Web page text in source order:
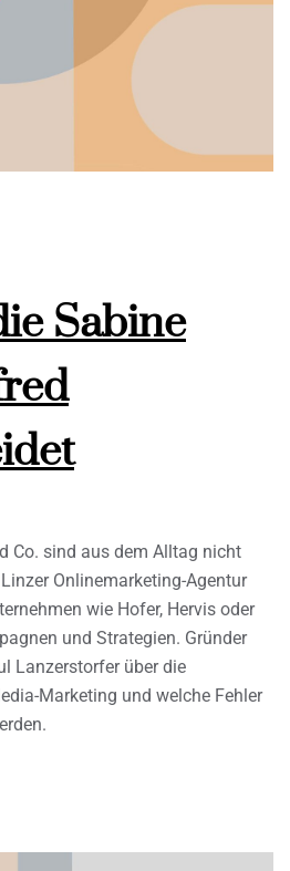
Sabine
Co. sind aus dem Alltag nicht
Onlinemarketing-Agentur
wie Hofer, Hervis oder
und Strategien. Gründer
Lanzerstorfer über die
Marketing und welche Fehler